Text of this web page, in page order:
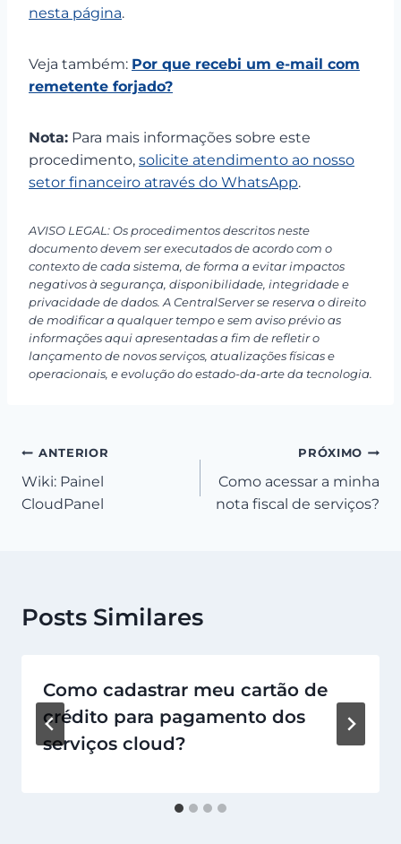
nesta página.
Veja também: Por que recebi um e-mail com
remetente forjado?
Nota: Para mais informações sobre este
procedimento, solicite atendimento ao nosso
setor financeiro através do WhatsApp.
AVISO LEGAL: Os procedimentos descritos neste
documento devem ser executados de acordo com o
contexto de cada sistema, de forma a evitar impactos
negativos à segurança, disponibilidade, integridade e
privacidade de dados. A CentralServer se reserva o direito
de modificar a qualquer tempo e sem aviso prévio as
informações aqui apresentadas a fim de refletir o
lançamento de novos serviços, atualizações físicas e
operacionais, e evolução do estado-da-arte da tecnologia.
Navegação
de
ANTERIOR
Wiki: Painel
CloudPanel
PRÓXIMO
Como acessar a minha
nota fiscal de serviços?
Posts Similares
Como cadastrar meu cartão de
crédito para pagamento dos
serviços cloud?